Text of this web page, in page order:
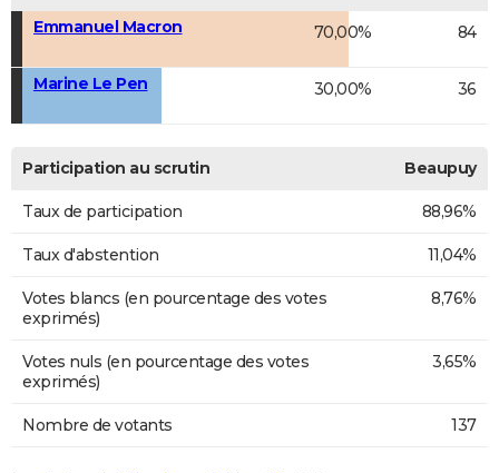
Emmanuel Macron
70,00% 84
Marine Le Pen 30,00% 36
Participation au scrutin Beaupuy
Taux de participation 88,96%
Taux d'abstention 11,04%
Votes blancs (en pourcentage des votes
exprimés)
8,76%
Votes nuls (en pourcentage des votes
exprimés)
3,65%
Nombre de votants 137